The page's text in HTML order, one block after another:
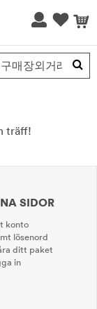
träff!
SIDOR
konto
lösenord
ditt paket
in